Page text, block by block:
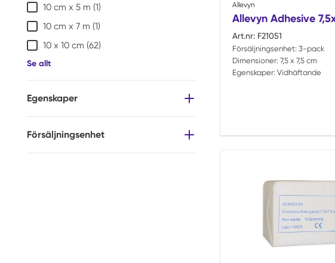
10 cm x 5 m (1)
10 cm x 7 m (1)
10 x 10 cm (62)
Se allt
Egenskaper
Försäljningsenhet
Allevyn
Allevyn Adhesive
Art.nr: F21051
Försäljningsenhet: 3-pack
Dimensioner: 7,5 x 7,5 cm
Egenskaper: Vidhäftande